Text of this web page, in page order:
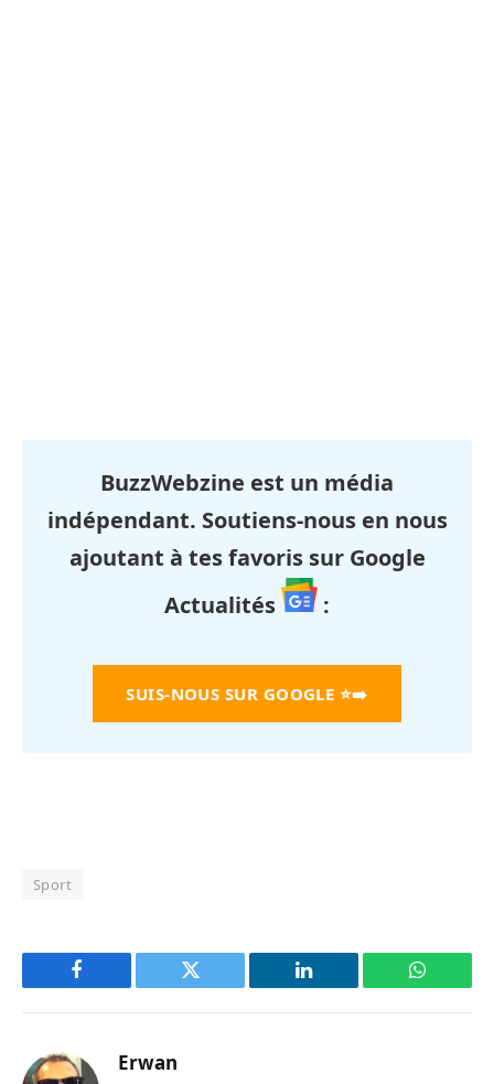
BuzzWebzine est un média
indépendant. Soutiens-nous en nous
ajoutant à tes favoris sur Google
Actualités
:
SUIS-NOUS SUR GOOGLE ⭐➡️
Sport
Facebook Twitter LinkedIn
Erwan